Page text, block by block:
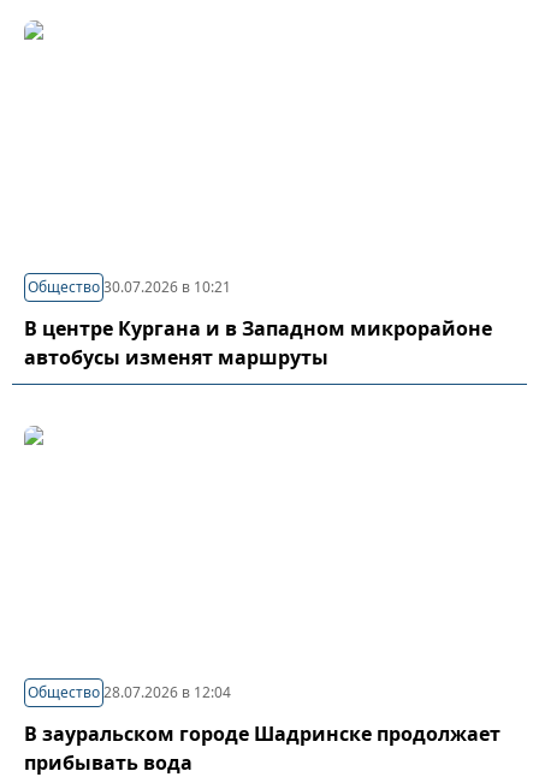
Общество30.07.2026 в 10:21
В центре Кургана и в Западном микрорайоне
автобусы изменят маршруты
Общество28.07.2026 в 12:04
В зауральском городе Шадринске продолжает
прибывать вода